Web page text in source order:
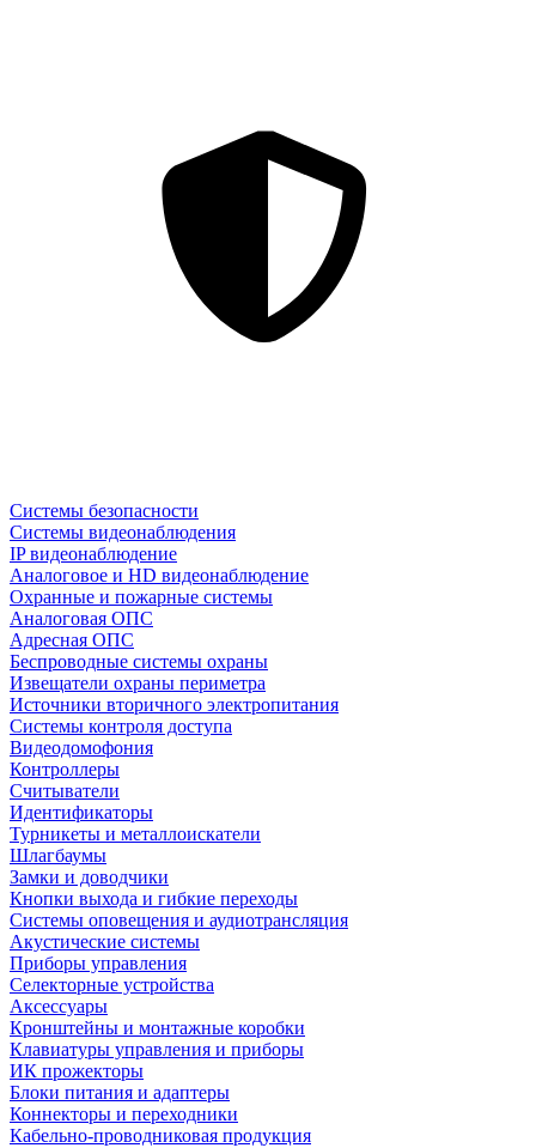
Системы безопасности
Системы видеонаблюдения
IP видеонаблюдение
Аналоговое и HD видеонаблюдение
Охранные и пожарные системы
Аналоговая ОПС
Адресная ОПС
Беспроводные системы охраны
Извещатели охраны периметра
Источники вторичного электропитания
Системы контроля доступа
Видеодомофония
Контроллеры
Считыватели
Идентификаторы
Турникеты и металлоискатели
Шлагбаумы
Замки и доводчики
Кнопки выхода и гибкие переходы
Системы оповещения и аудиотрансляция
Акустические системы
Приборы управления
Селекторные устройства
Аксессуары
Кронштейны и монтажные коробки
Клавиатуры управления и приборы
ИК прожекторы
Блоки питания и адаптеры
Коннекторы и переходники
Кабельно-проводниковая продукция